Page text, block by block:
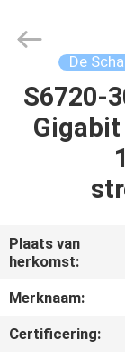
HUIS
OVER
ONS
Ltd..
De
S6720-
Plaats van
herkomst:
Merknaam:
Certificering: